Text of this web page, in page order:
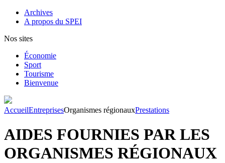
Archives
A propos du SPEI
Nos sites
Économie
Sport
Tourisme
Bienvenue
AccueilEntreprisesOrganismes régionauxPrestations
AIDES FOURNIES PAR LES
ORGANISMES RÉGIONAUX